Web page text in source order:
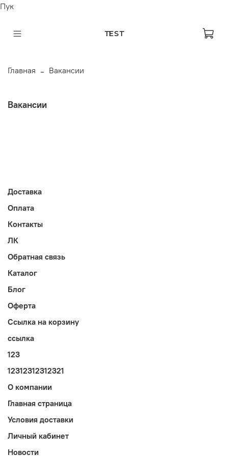
Пук
TEST
Главная Вакансии
Вакансии
Доставка
Оплата
Контакты
ЛК
Обратная связь
Каталог
Блог
Оферта
Ссылка на корзину
ссылка
123
12312312312321
О компании
Главная страница
Условия доставки
Личный кабинет
Новости